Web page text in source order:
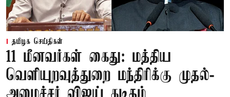
தமிழக செய்திகள்
11 மீனவர்கள் கைது: மத்திய
வெளியுறவுத்துறை மந்திரிக்கு முதல்-